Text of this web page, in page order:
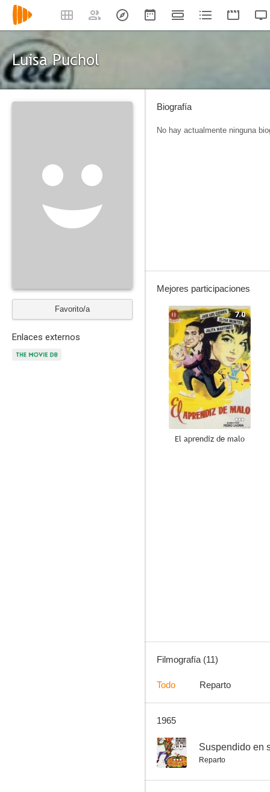
Luisa Puchol
Favorito/a
Enlaces externos
Biografía
No hay actualmente ninguna
Mejores participaciones
7.0
El aprendiz de malo
Encuentro en la ciudad
--
Filmografía (11)
Todo Reparto
1965
6.0 Suspendido en
Reparto